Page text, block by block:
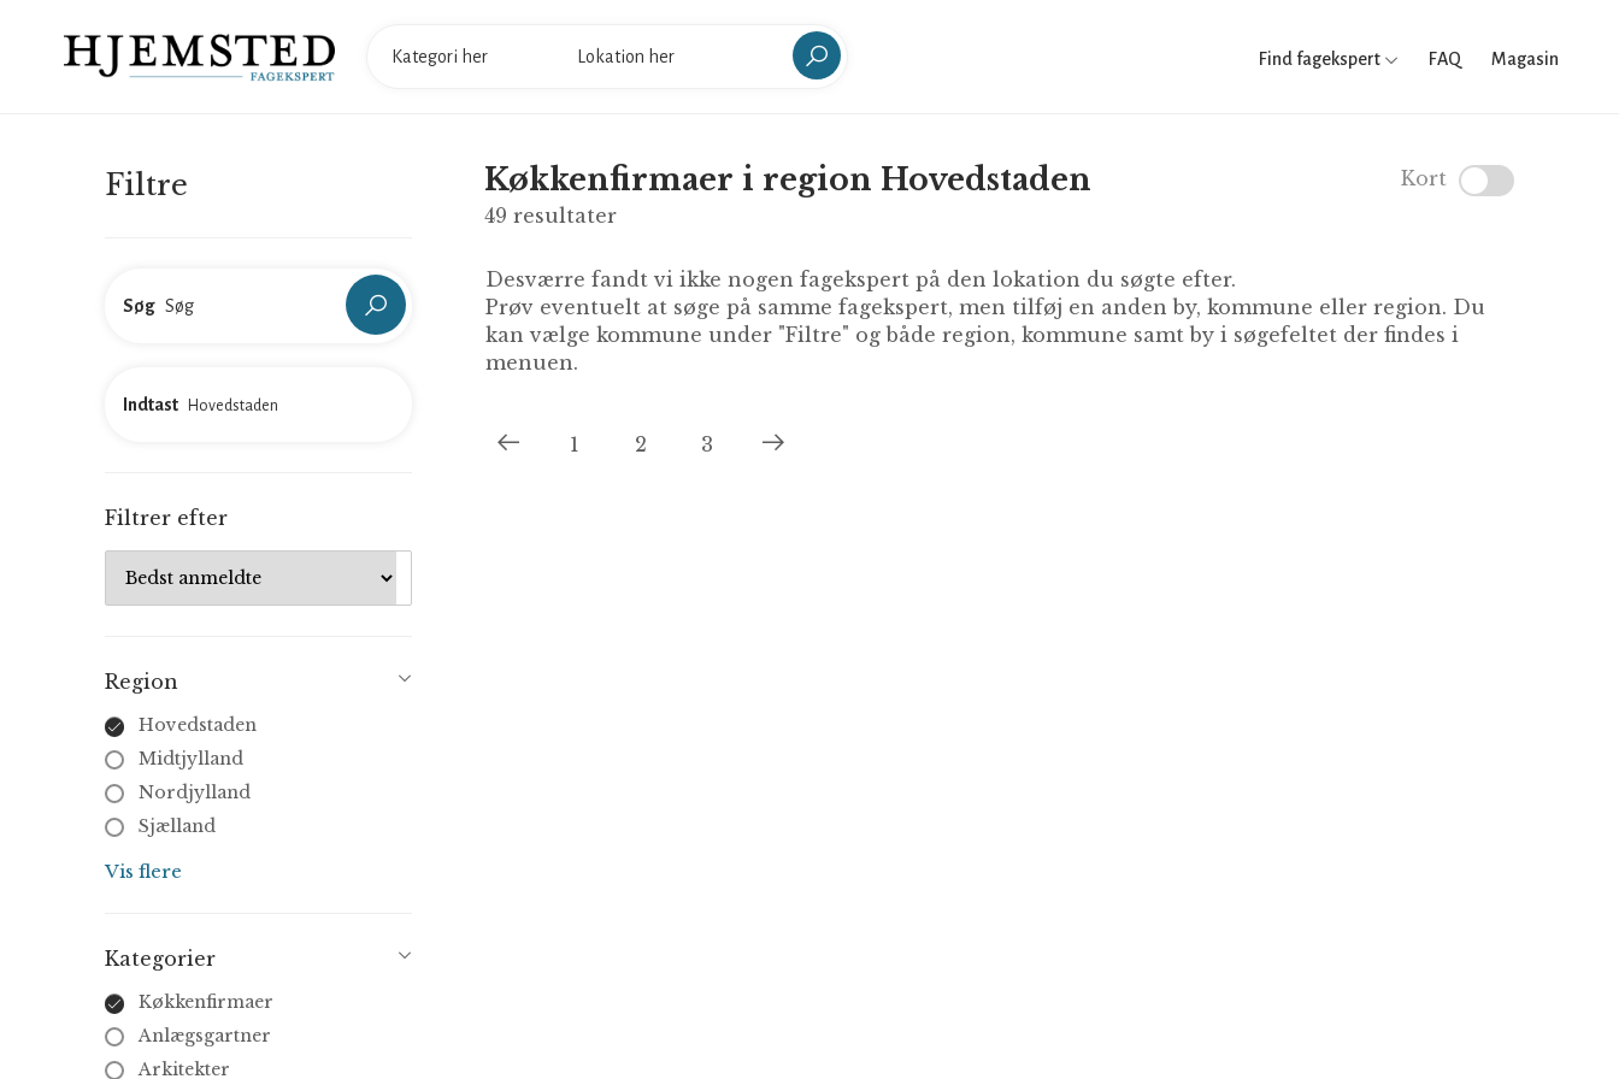
Find fagekspert FAQ Magasin
Filtre
Søg
Indtast
Filtrer efter
Region
Hovedstaden
Midtjylland
Nordjylland
Sjælland
Syddanmark
Vis flere
Kategorier
Køkkenfirmaer
Anlægsgartner
Arkitekter
Køkkenfirmaer i region Hovedstaden
Kort
49 resultater
Desværre fandt vi ikke nogen fagekspert på den lokation du søgte efter.
Prøv eventuelt at søge på samme fagekspert, men tilføj en anden by, kommune eller region. Du
kan vælge kommune under "Filtre" og både region, kommune samt by i søgefeltet der findes i
menuen.
1 2 3